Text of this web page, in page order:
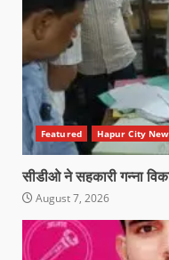
Featured Hapur City
सीडीओ ने सहकारी गन्ना
August 7, 2026